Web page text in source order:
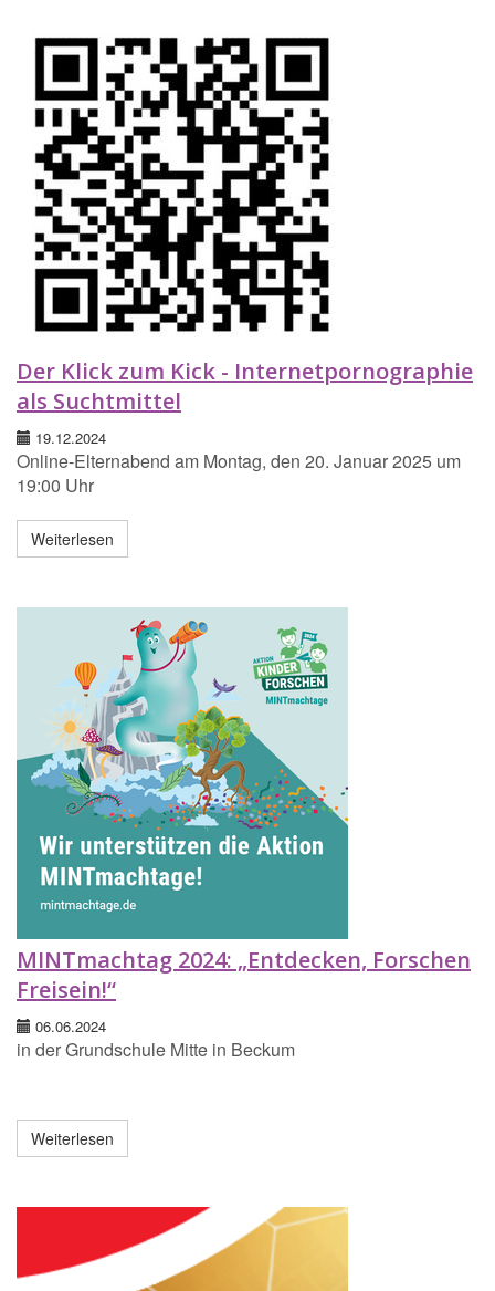
Der Klick zum Kick - Internetpornographie
als Suchtmittel
19.12.2024
Online-Elternabend am Montag, den 20. Januar 2025 um
19:00 Uhr
Weiterlesen
MINTmachtag 2024: „Entdecken, Forschen
Freisein!“
06.06.2024
in der Grundschule Mitte in Beckum
Weiterlesen